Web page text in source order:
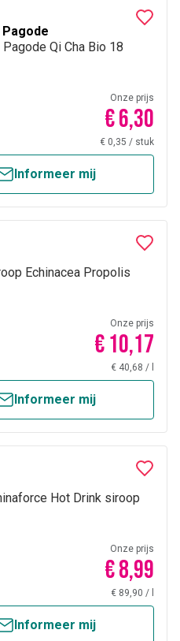
Qi Cha Bio 18
Onze prijs
€ 6,30
€ 0,35 / stuk
Informeer mij
Echinacea Propolis
Onze prijs
€ 10,17
€ 40,68 /
Informeer mij
Hot Drink siroop
Onze prijs
€ 8,99
€ 89,90 /
Informeer mij